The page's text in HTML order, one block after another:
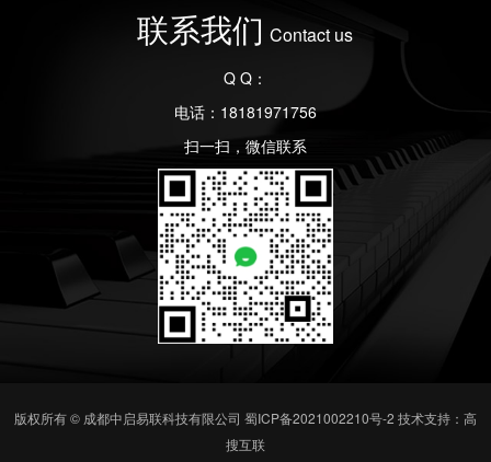
联系我们 Contact us
Q Q：
电话：18181971756
扫一扫，微信联系
版权所有 © 成都中启易联科技有限公司 蜀ICP备2021002210号-2 技术支持：高
搜互联